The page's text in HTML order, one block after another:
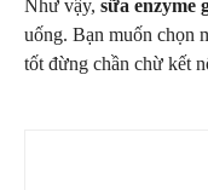
Như vậy, sữa enzyme
uống. Bạn muốn chọn
tốt đừng chần chừ kết